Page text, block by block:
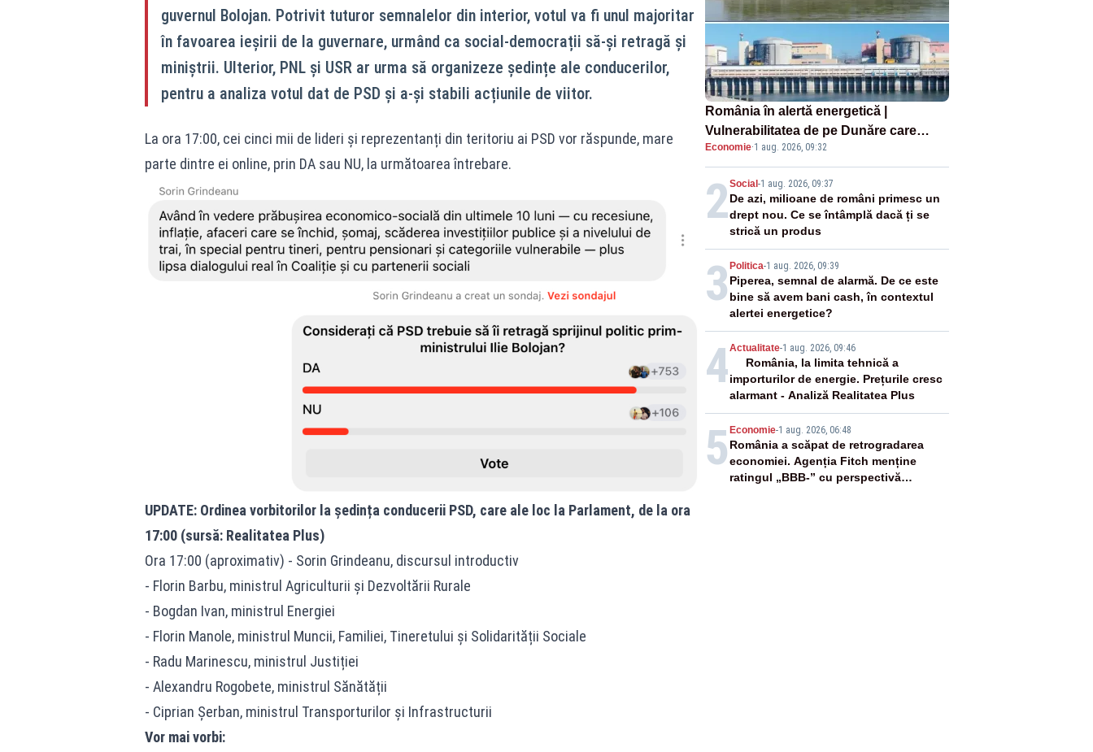
guvernul Bolojan. Potrivit tuturor semnalelor din interior, votul va fi unul majoritar
în favoarea ieșirii de la guvernare, urmând ca social-democrații să-și retragă și
miniștrii. Ulterior, PNL și USR ar urma să organizeze ședințe ale conducerilor,
pentru a analiza votul dat de PSD și a-și stabili acțiunile de viitor.
La ora 17:00, cei cinci mii de lideri și reprezentanți din teritoriu ai PSD vor răspunde, mare
parte dintre ei online, prin DA sau NU, la următoarea întrebare.
UPDATE: Ordinea vorbitorilor la ședința conducerii PSD, care ale loc la Parlament, de la ora
17:00 (sursă: Realitatea Plus)
Ora 17:00 (aproximativ) - Sorin Grindeanu, discursul introductiv
- Florin Barbu, ministrul Agriculturii și Dezvoltării Rurale
- Bogdan Ivan, ministrul Energiei
- Florin Manole, ministrul Muncii, Familiei, Tineretului și Solidarității Sociale
- Radu Marinescu, ministrul Justiției
- Alexandru Rogobete, ministrul Sănătății
- Ciprian Șerban, ministrul Transporturilor și Infrastructurii
Vor mai vorbi:
România în alertă energetică |
Vulnerabilitatea de pe Dunăre care
pune în pericol Centrala Cernavodă era
cunoscută de pe vremea lui Ceaușescu
Economie·1 aug. 2026, 09:32
2Social -1 aug. 2026, 09:37
De azi, milioane de români primesc un
drept nou. Ce se întâmplă dacă ți se
strică un produs
3 Politica-1 aug. 2026, 09:39
Piperea, semnal de alarmă. De ce este
bine să avem bani cash, în contextul
alertei energetice?
4Actualitate-1 aug. 2026, 09:46
România, la limita tehnică a
importurilor de energie. Prețurile cresc
alarmant - Analiză Realitatea Plus
5 Economie-1 aug. 2026, 06:48
România a scăpat de retrogradarea
economiei. Agenția Fitch menține
ratingul „BBB-” cu perspectivă